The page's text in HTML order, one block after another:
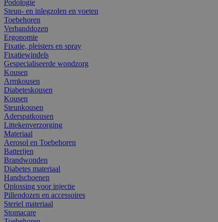
Podologie
Steun- en inlegzolen en voeten
Toebehoren
Verbanddozen
Ergonomie
Fixatie, pleisters en spray
Fixatiewindels
Gespecialiseerde wondzorg
Kousen
Armkousen
Diabeteskousen
Kousen
Steunkousen
Aderspatkousen
Littekenverzorging
Materiaal
Aerosol en Toebehoren
Batterijen
Brandwonden
Diabetes materiaal
Handschoenen
Oplossing voor injectie
Pillendozen en accessoires
Steriel materiaal
Stomacare